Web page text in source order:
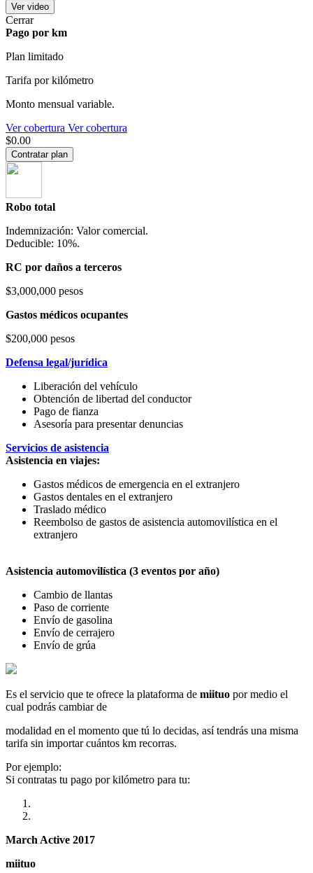
Ver video
Cerrar
Pago por km
Plan limitado
Tarifa por kilómetro
Monto mensual variable.
Ver cobertura Ver cobertura
$0.00
Contratar plan
Robo total
Indemnización: Valor comercial.
Deducible: 10%.
RC por daños a terceros
$3,000,000 pesos
Gastos médicos ocupantes
$200,000 pesos
Defensa legal/jurídica
Liberación del vehículo
Obtención de libertad del conductor
Pago de fianza
Asesoría para presentar denuncias
Servicios de asistencia
Asistencia en viajes:
Gastos médicos de emergencia en el extranjero
Gastos dentales en el extranjero
Traslado médico
Reembolso de gastos de asistencia automovilística en el
extranjero
Asistencia automovilística (3 eventos por año)
Cambio de llantas
Paso de corriente
Envío de gasolina
Envío de cerrajero
Envío de grúa
Es el servicio que te ofrece la plataforma de miituo por medio el
cual podrás cambiar de
modalidad en el momento que tú lo decidas, así tendrás una misma
tarifa sin importar cuántos km recorras.
Por ejemplo:
Si contratas tu pago por kilómetro para tu:
March Active 2017
miituo